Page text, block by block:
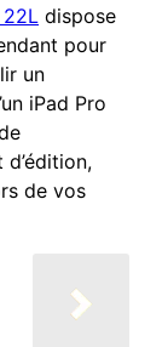
dispose
pour
un
iPad Pro
de vos